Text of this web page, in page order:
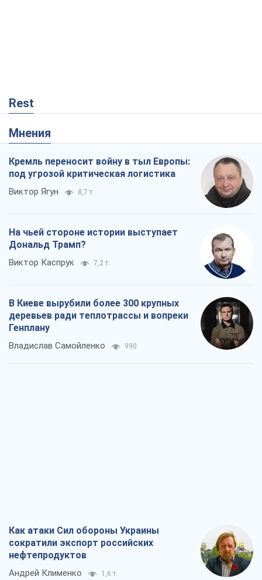
Rest
Мнения
Кремль переносит войну в тыл Европы:
под угрозой критическая логистика
Виктор Ягун 8,7 т.
На чьей стороне истории выступает
Дональд Трамп?
Виктор Каспрук 7,2 т.
В Киеве вырубили более 300 крупных
деревьев ради теплотрассы и вопреки
Генплану
Владислав Самойленко 990
Как атаки Сил обороны Украины
сократили экспорт российских
нефтепродуктов
Андрей Клименко 1,6 т.